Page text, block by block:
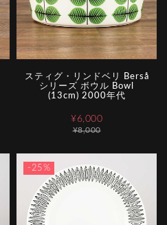
スティグ・リンドベリ Berså
シリーズ ボウル Bowl
(13cm) 2000年代
¥8,000
¥6,000
-25%